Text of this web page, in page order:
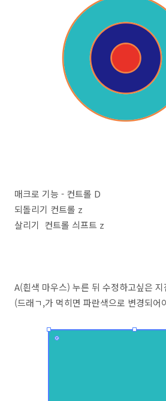
매크로 기능 - 컨트롤 D
되돌리기 컨트롤 z
살리기 컨트롤 싀프트 z
A(흰색 마우스) 누른 뒤 수정하고싶은
(드래ㄱ,가 먹히면 파란색으로 변경되어